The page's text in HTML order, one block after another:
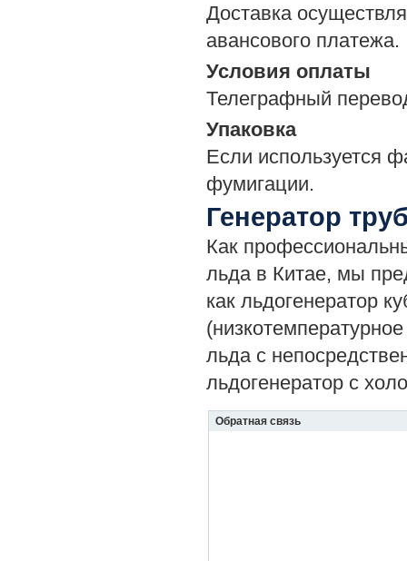
Доставка
авансового платежа.
Условия оплаты
Телеграфный
Упаковка
Если используется
фумигации.
Генератор
Как
льда в Китае, мы
как льдогенератор
льда с
льдогенератор с
Обратная связь